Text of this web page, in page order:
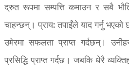
द्रुत रूपमा सम्पत्ति कमाउन र सबै
चाहन्छन्। प्राय: तपाईंले याद गर्नु
उमेरमा सफलता प्राप्त गर्दछन्।
प्रसिद्धि प्राप्त गर्दछ। जबकि धेरै